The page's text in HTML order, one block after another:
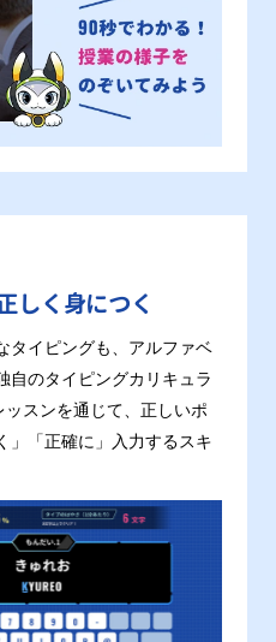
しく身につく
タイピングも、アルファベ
自のタイピングカリキュラ
スンを通じて、正しいポ
」「正確に」入力するスキ